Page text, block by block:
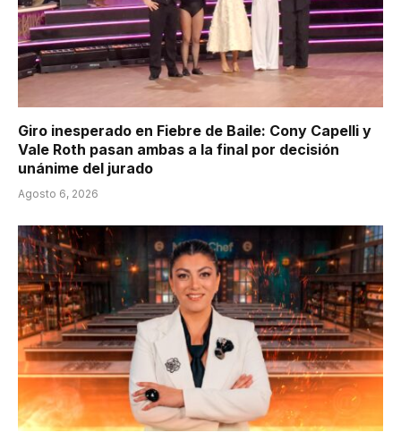
Giro inesperado en Fiebre de Baile: Cony Capelli y
Vale Roth pasan ambas a la final por decisión
unánime del jurado
Agosto 6, 2026